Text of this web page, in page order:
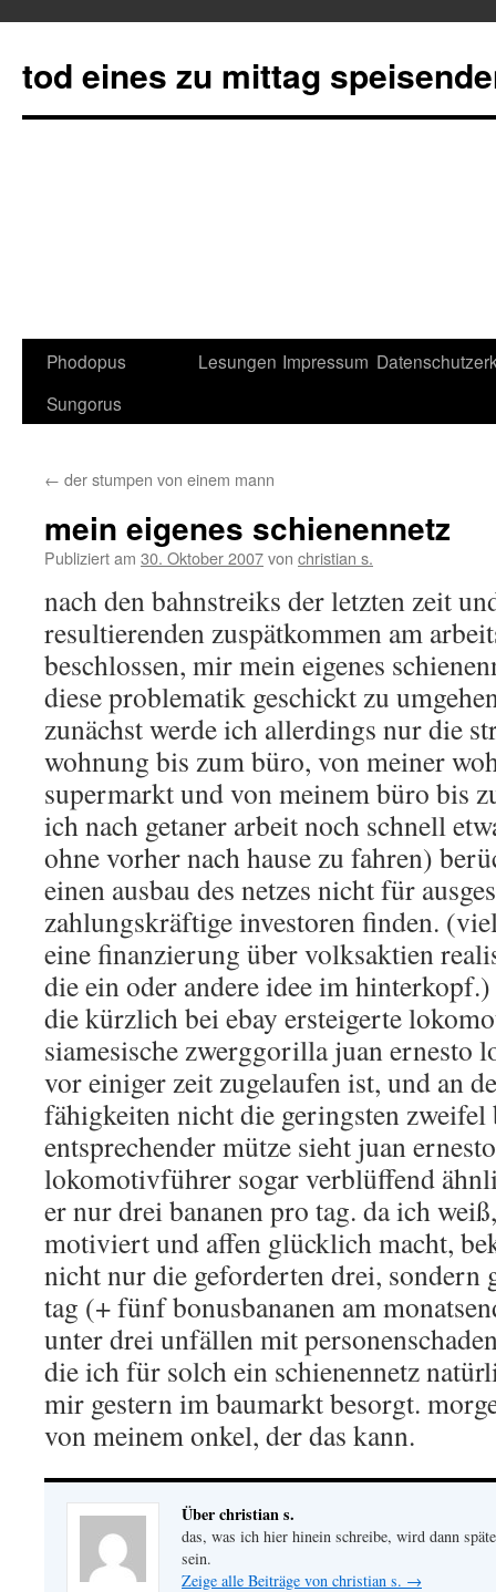
tod eines zu mittag
Springe
zum
Phodopus
Sungorus
Lesungen Impressum
← der stumpen von einem mann
mein eigenes schienennetz
Publiziert am 30. Oktober 2007von christian s.
nach den bahnstreiks der letzten zeit
resultierenden zuspätkommen am
beschlossen, mir mein eigenes
diese problematik geschickt zu
zunächst werde ich allerdings nur die
wohnung bis zum büro, von meiner
supermarkt und von meinem büro bis
ich nach getaner arbeit noch schnell
ohne vorher nach hause zu fahren)
einen ausbau des netzes nicht für
zahlungskräftige investoren finden.
eine finanzierung über volksaktien
die ein oder andere idee im hinterkopf.)
die kürzlich bei ebay ersteigerte
siamesische zwerggorilla juan ernesto
vor einiger zeit zugelaufen ist, und an
fähigkeiten nicht die geringsten zweifel
entsprechender mütze sieht juan
lokomotivführer sogar verblüffend
er nur drei bananen pro tag. da ich
motiviert und affen glücklich macht,
nicht nur die geforderten drei, sondern
tag (+ fünf bonusbananen am
unter drei unfällen mit
die ich für solch ein schienennetz
mir gestern im baumarkt besorgt.
von meinem onkel, der das kann.
Über christian s.
das, was ich hier hinein schreibe, wird dann
sein.
Zeige alle Beiträge von christian s. →